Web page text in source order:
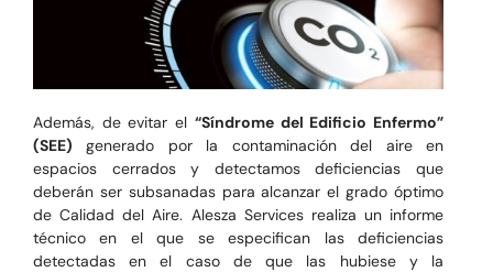
Además, de evitar el “Síndrome del Edificio Enfermo”
(SEE) generado por la contaminación del aire en
espacios cerrados y detectamos deficiencias que
deberán ser subsanadas para alcanzar el grado óptimo
de Calidad del Aire. Alesza Services realiza un informe
técnico en el que se especifican las deficiencias
detectadas en el caso de que las hubiese y la